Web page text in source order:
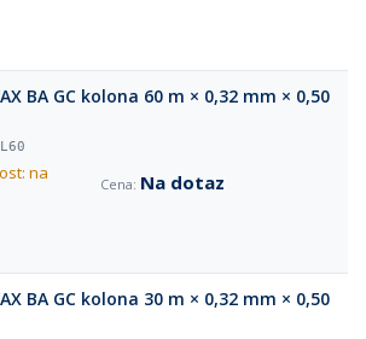
BA GC kolona 60 m × 0,32 mm × 0,50
na
Na dotaz
BA GC kolona 30 m × 0,32 mm × 0,50